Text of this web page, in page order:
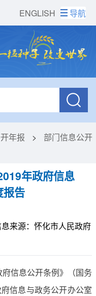
ENGLISH 导航
年报 >
部门信息公开
年政府信息
报告
来源：怀化市人民政府
信息公开条例》（国务
信息与政务公开办公室